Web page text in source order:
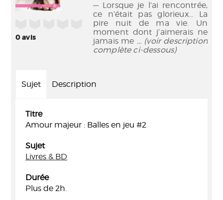
0avis
— Lorsque je l’ai rencontrée,
ce n’était pas glorieux... La
pire nuit de ma vie. Un
moment dont j’aimerais ne
jamais me ... (voir description
complète ci-dessous)
Sujet Description
Titre
Amour majeur : Balles en jeu #2
Sujet
Livres & BD
Durée
Plus de 2h.